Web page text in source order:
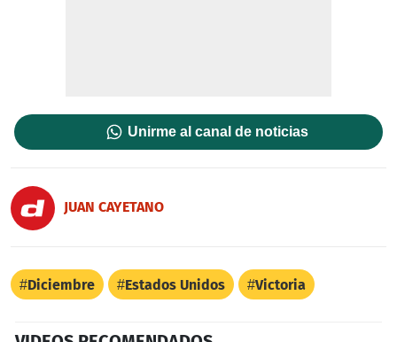
Unirme al canal de noticias
JUAN CAYETANO
Diciembre Estados Unidos Victoria